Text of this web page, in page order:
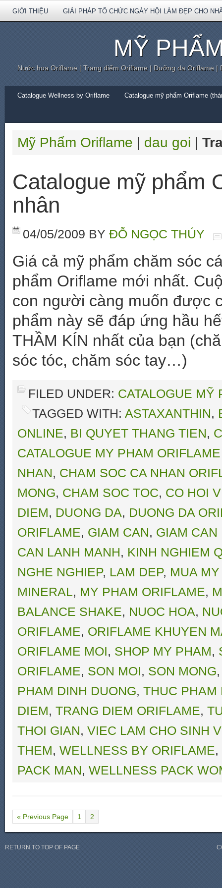
GIỚI THIỆU GIẢI PHÁP TỔ CHỨC NGÀY HỘI LÀM ĐẸP CHO
MỸ
Nước hoa Oriflame | Trang điểm Oriflame | Dưỡng da Oriflame
Catalogue Wellness by Oriflame Catalogue mỹ phẩm Oriflame
Mỹ Phẩm Oriflame | dau goi |
Catalogue mỹ phẩm
nhân
04/05/2009 BY ĐỖ NGỌC THÚY
Giá cả mỹ phẩm chăm sóc
phẩm Oriflame mới nhất.
con người càng muốn được
phẩm này sẽ đáp ứng hầu
THẦM KÍN nhất của bạn
sóc tóc, chăm sóc tay…)
FILED UNDER: CATALOGUE MỸ
TAGGED WITH: ASTAXANTHIN,
ONLINE, BI QUYET THANG TIEN,
CATALOGUE MY PHAM
NHAN, CHAM SOC CA NHAN
MONG, CHAM SOC TOC, CO HOI
DIEM, DUONG DA, DUONG DA
ORIFLAME, GIAM CAN, GIAM CAN
CAN LANH MANH, KINH NGHIEM
NGHE NGHIEP, LAM DEP, MUA
MINERAL, MY PHAM ORIFLAME,
BALANCE SHAKE, NUOC HOA,
ORIFLAME, ORIFLAME KHUYEN
ORIFLAME MOI, SHOP MY PHAM,
ORIFLAME, SON MOI, SON MONG
PHAM DINH DUONG, THUC PHAM
DIEM, TRANG DIEM ORIFLAME,
THOI GIAN, VIEC LAM CHO SINH
THEM, WELLNESS BY ORIFLAME,
PACK MAN, WELLNESS PACK
« Previous Page 1 2
RETURN TO TOP OF PAGE